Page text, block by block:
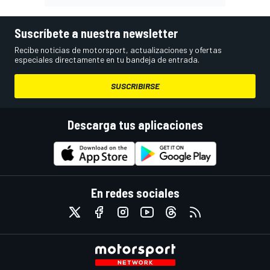
Suscríbete a nuestra newsletter
Recibe noticias de motorsport, actualizaciones y ofertas
especiales directamente en tu bandeja de entrada.
SUSCRIBIRSE
Descarga tus aplicaciones
En redes sociales